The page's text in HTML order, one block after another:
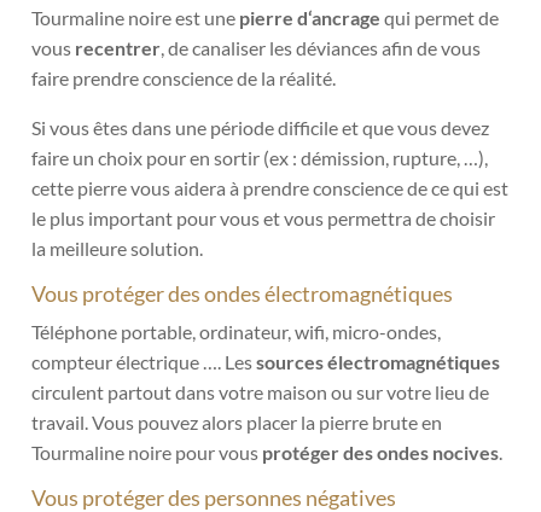
page
du
produit
Tourmaline noire est une pierre d‘ancrage qui permet de
vous recentrer , de canaliser les déviances afin de vous
faire prendre conscience de la réalité.
Si vous êtes dans une période difficile et que vous devez
faire un choix pour en sortir (ex : démission, rupture, …),
cette pierre vous aidera à prendre conscience de ce qui est
le plus important pour vous et vous permettra de choisir
la meilleure solution.
Vous protéger des ondes électromagnétiques
Téléphone portable, ordinateur, wifi, micro-ondes,
compteur électrique …. Lessources électromagnétiques
circulent partout dans votre maison ou sur votre lieu de
travail. Vous pouvez alors placer la pierre brute en
Tourmaline noire pour vous protéger des ondes nocives
Vous protéger des personnes négatives